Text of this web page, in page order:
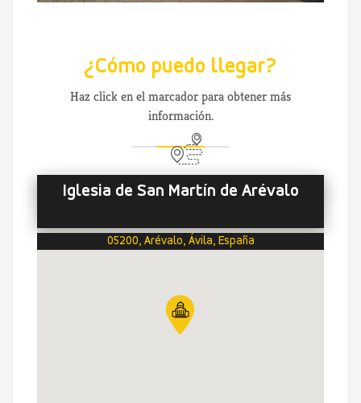
¿Cómo puedo llegar?
Haz click en el marcador para obtener más
información.
Iglesia de San Martín de Arévalo
05200, Arévalo, Ávila, España